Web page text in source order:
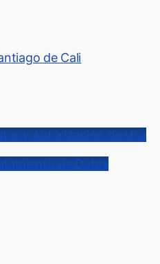
y Autorización de Uso
de Datos